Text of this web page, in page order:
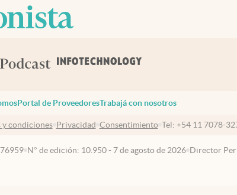
Portal de ProveedoresTrabajá con nosotros
y condiciones Privacidad Consentimiento Tel: +54 11 7078-
N° de edición: 10.950 - 7 de agosto de 2026 Director